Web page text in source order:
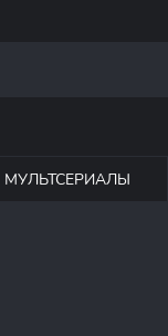
МУЛЬТСЕРИАЛЫ